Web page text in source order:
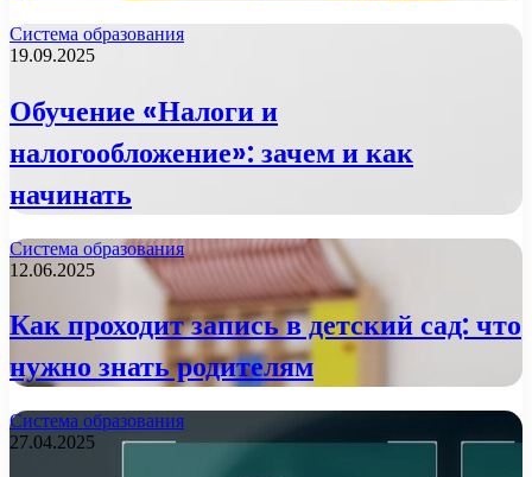
Система образования
19.09.2025
Обучение «Налоги и
налогообложение»: зачем и как
начинать
Система образования
12.06.2025
Как проходит запись в детский сад: что
нужно знать родителям
Система образования
27.04.2025